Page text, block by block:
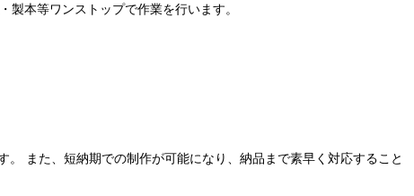
本等ワンストップで作業を行います。
また、短納期での制作が可能になり、納品まで素早く対応すること